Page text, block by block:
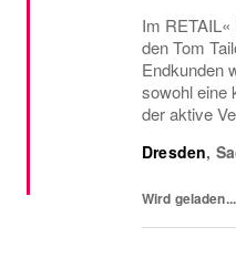
Im RETAIL«
den Tom
Endkunden
sowohl eine
der aktive
Erfahrung
Dresden,
Wird geladen...